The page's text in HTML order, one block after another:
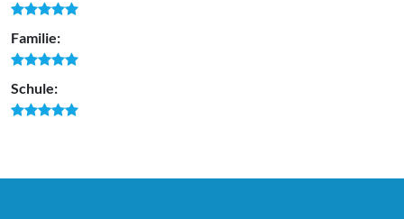
Familie:
Schule: